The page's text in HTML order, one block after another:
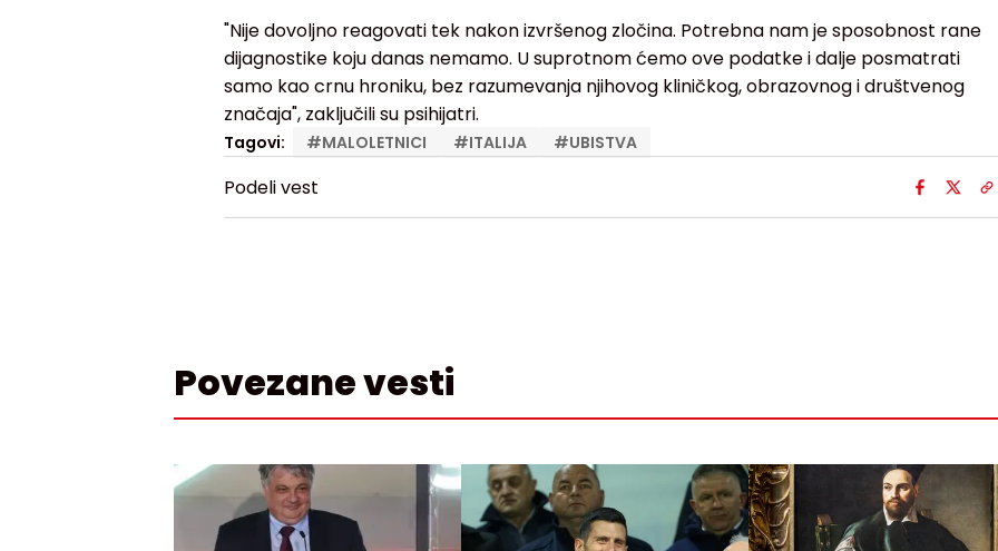
"Nije dovoljno reagovati tek nakon izvršenog zločina. Potrebna nam je sposobnost rane
dijagnostike koju danas nemamo. U suprotnom ćemo ove podatke i dalje posmatrati
samo kao crnu hroniku, bez razumevanja njihovog kliničkog, obrazovnog i društvenog
značaja", zaključili su psihijatri.
Tagovi: #MALOLETNICI #ITALIJA #UBISTVA
Podeli vest
Povezane vesti